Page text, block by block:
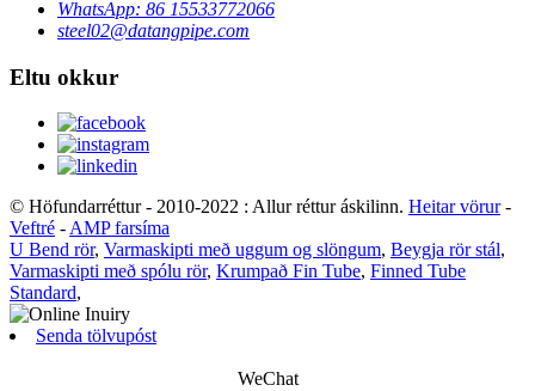
WhatsApp: 86 15533772066
steel02@datangpipe.com
Eltu okkur
© Höfundarréttur - 2010-2022 : Allur réttur áskilinn. Heitar vörur-
Veftré -AMP farsíma
U Bend rör, Varmaskipti með uggum og slöngum, Beygja rör stál,
Varmaskipti með spólu rör, Krumpað Fin Tube, Finned Tube
Standard,
Senda tölvupóst
WeChat